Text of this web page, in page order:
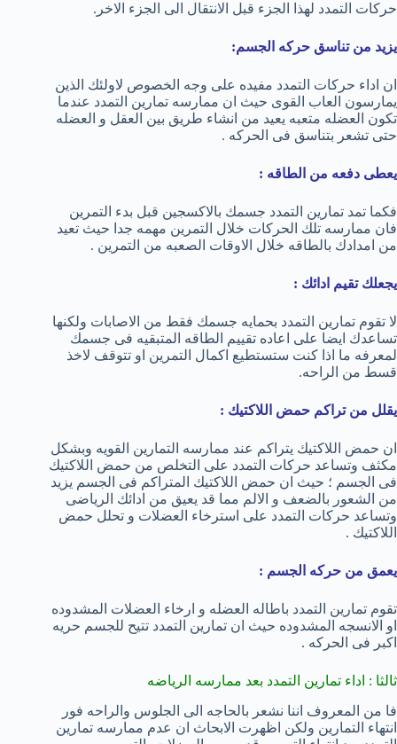
حركات التمدد لهذا الجزء قبل الانتقال الى الجزء الاخر.
يزيد من تناسق حركه الجسم:
ان اداء حركات التمدد مفيده على وجه الخصوص لاولئك الذين
يمارسون العاب القوى حيث ان ممارسه تمارين التمدد عندما
تكون العضله متعبه يعيد من انشاء طريق بين العقل و العضله
حتى تشعر بتناسق فى الحركه .
يعطى دفعه من الطاقه :
فكما تمد تمارين التمدد جسمك بالاكسجين قبل بدء التمرين
فان ممارسه تلك الحركات خلال التمرين مهمه جدا حيث تعيد
من امدادك بالطاقه خلال الاوقات الصعبه من التمرين .
يجعلك تقيم ادائك :
لا تقوم تمارين التمدد بحمايه جسمك فقط من الاصابات ولكنها
تساعدك ايضا على اعاده تقييم الطاقه المتبقيه فى جسمك
لمعرفه ما اذا كنت ستستطيع اكمال التمرين او تتوقف لاخذ
قسط من الراحه.
يقلل من تراكم حمض اللاكتيك :
ان حمض اللاكتيك يتراكم عند ممارسه التمارين القويه وبشكل
مكثف وتساعد حركات التمدد على التخلص من حمض اللاكتيك
فى الجسم ؛ حيث ان حمض اللاكتيك المتراكم فى الجسم يزيد
من الشعور بالضعف و الالم مما قد يعيق من ادائك الرياضى
وتساعد حركات التمدد على استرخاء العضلات و تحلل حمض
اللاكتيك .
يعمق من حركه الجسم :
تقوم تمارين التمدد باطاله العضله و ارخاء العضلات المشدوده
او الانسجه المشدوده حيث ان تمارين التمدد تتيح للجسم حريه
اكبر فى الحركه .
ثالثا : اداء تمارين التمدد بعد ممارسه الرياضه
فا من المعروف اننا نشعر بالحاجه الى الجلوس والراحه فور
انتهاء التمارين ولكن اظهرت الابحاث ان عدم ممارسه تمارين